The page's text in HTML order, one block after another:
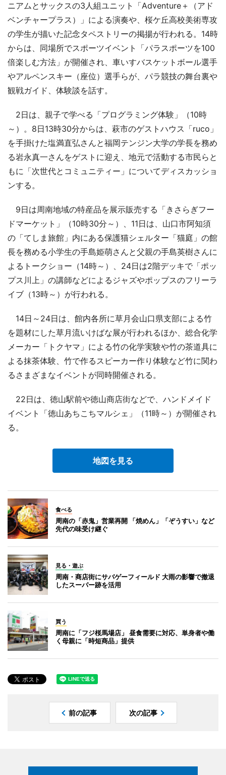
ニアムとサックスの3人組ユニット「Adventure＋（アド
ベンチャープラス）」による演奏や、桜ケ丘高校美術専攻
の学生が描いた記念タペストリーの掲揚が行われる。14時
からは、同場所でスポーツイベント「パラスポーツを100
倍楽しむ方法」が開催され、車いすバスケットボール選手
やアルペンスキー（座位）選手らが、パラ競技の舞台裏や
観戦ガイド、体験談を話す。
2日は、親子で学べる「プログラミング体験」（10時
～）。8日13時30分からは、萩市のゲストハウス「ruco」
を手掛けた塩満直弘さんと福岡テンジン大学の学長を務め
る岩永真一さんをゲストに迎え、地元で活動する市民らと
もに「次世代とコミュニティー」についてディスカッショ
ンする。
9日は周南地域の特産品を展示販売する「きさらぎフー
ドマーケット」（10時30分～）、11日は、山口市阿知須
の「てしま旅館」内にある保護猫シェルター「猫庭」の館
長を務める小学生の手島姫萌さんと父親の手島英樹さんに
よるトークショー（14時～）、24日は2階デッキで「ポッ
プス川上」の講師などによるジャズやポップスのフリーラ
イブ（13時～）が行われる。
14日～24日は、館内各所に草月会山口県支部による竹
を題材にした草月流いけばな展が行われるほか、総合化学
メーカー「トクヤマ」による竹の化学実験や竹の茶道具に
よる抹茶体験、竹で作るスピーカー作り体験など竹に関わ
るさまざまなイベントが同時開催される。
22日は、徳山駅前や徳山商店街などで、ハンドメイド
イベント「徳山あちこちマルシェ」（11時～）が開催され
る。
地図を見る
食べる
周南の「赤鬼」営業再開 「焼めん」「ぞうすい」など
先代の味受け継ぐ
見る・遊ぶ
周南・商店街にサバゲーフィールド 大雨の影響で撤退
したスーパー跡を活用
買う
周南に「フジ桜馬場店」 昼食需要に対応、単身者や働
く母親に「時短商品」提供
前の記事 次の記事